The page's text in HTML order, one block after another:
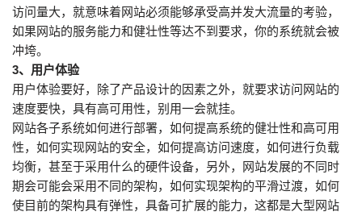
访问量大，就意味着网站必须能够承受高并发大流量的考验，
如果网站的服务能力和健壮性等达不到要求，你的系统就会被
冲垮。
3、用户体验
用户体验要好，除了产品设计的因素之外，就要求访问网站的
速度要快，具有高可用性，别用一会就挂。
网站各子系统如何进行部署，如何提高系统的健壮性和高可用
性，如何实现网站的安全，如何提高访问速度，如何进行负载
均衡，甚至于采用什么的硬件设备，另外，网站发展的不同时
期会可能会采用不同的架构，如何实现架构的平滑过渡，如何
使目前的架构具有弹性，具备可扩展的能力，这都是大型网站